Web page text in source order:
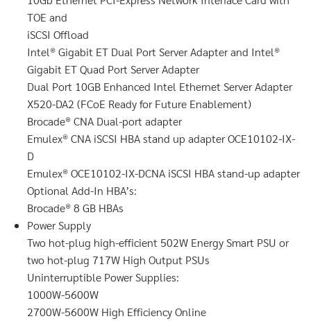
TOE and
iSCSI Offload
Intel® Gigabit ET Dual Port Server Adapter and Intel®
Gigabit ET Quad Port Server Adapter
Dual Port 10GB Enhanced Intel Ethernet Server Adapter
X520-DA2 (FCoE Ready for Future Enablement)
Brocade® CNA Dual-port adapter
Emulex® CNA iSCSI HBA stand up adapter OCE10102-IX-
D
Emulex® OCE10102-IX-DCNA iSCSI HBA stand-up adapter
Optional Add-In HBA’s:
Brocade® 8 GB HBAs
Power Supply
Two hot-plug high-efficient 502W Energy Smart PSU or
two hot-plug 717W High Output PSUs
Uninterruptible Power Supplies:
1000W-5600W
2700W-5600W High Efficiency Online